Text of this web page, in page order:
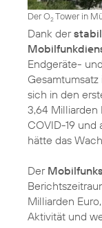
Der O2Tower in
Dank der
Endgeräte-
sich in den
3,64 Milliarden
COVID-19 und
hätte das
Der
Milliarden
Aktivität und